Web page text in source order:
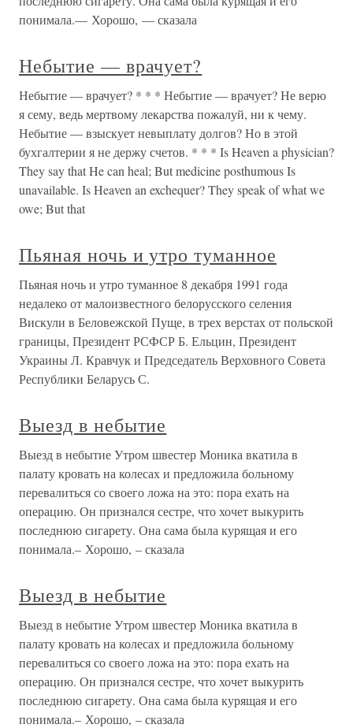
понимала.— Хорошо, — сказала
Небытие — врачует?
Небытие — врачует? * * * Небытие — врачует? Не верю
я сему, ведь мертвому лекарства пожалуй, ни к чему.
Небытие — взыскует невыплату долгов? Но в этой
бухгалтерии я не держу счетов. * * * Is Heaven a physician?
They say that He can heal; But medicine posthumous Is
unavailable. Is Heaven an exchequer? They speak of what we
owe; But that
Пьяная ночь и утро туманное
Пьяная ночь и утро туманное 8 декабря 1991 года
недалеко от малоизвестного белорусского селения
Вискули в Беловежской Пуще, в трех верстах от польской
границы, Президент РСФСР Б. Ельцин, Президент
Украины Л. Кравчук и Председатель Верховного Совета
Республики Беларусь С.
Выезд в небытие
Выезд в небытие Утром швестер Моника вкатила в
палату кровать на колесах и предложила больному
перевалиться со своего ложа на это: пора ехать на
операцию. Он признался сестре, что хочет выкурить
последнюю сигарету. Она сама была курящая и его
понимала.– Хорошо, – сказала
Выезд в небытие
Выезд в небытие Утром швестер Моника вкатила в
палату кровать на колесах и предложила больному
перевалиться со своего ложа на это: пора ехать на
операцию. Он признался сестре, что хочет выкурить
последнюю сигарету. Она сама была курящая и его
понимала.– Хорошо, – сказала